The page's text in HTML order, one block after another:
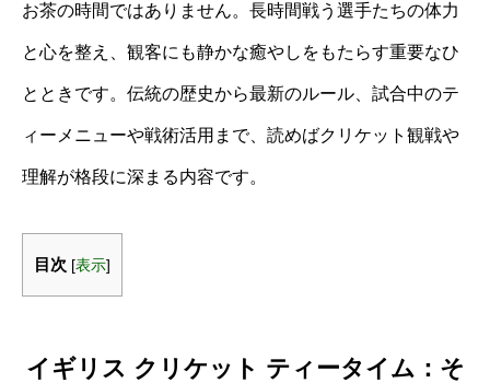
お茶の時間ではありません。長時間戦う選手たちの体力
と心を整え、観客にも静かな癒やしをもたらす重要なひ
とときです。伝統の歴史から最新のルール、試合中のテ
ィーメニューや戦術活用まで、読めばクリケット観戦や
理解が格段に深まる内容です。
目次 [表示]
イギリス クリケット ティータイム：そ